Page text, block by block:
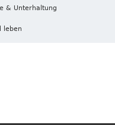
& Unterhaltung
leben